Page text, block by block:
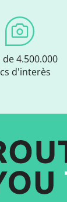
de 4.500.000
d'interès